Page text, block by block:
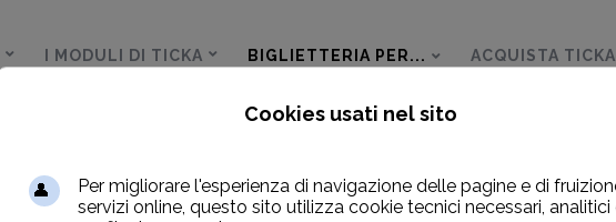
I MODULI DI TICKA BIGLIETTERIA PER... ACQUISTA TICKA